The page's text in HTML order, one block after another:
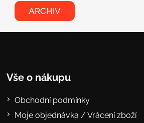
ARCHIV
Vše o nákupu
Obchodní podmínky
Moje objednávka / Vrácení zboží